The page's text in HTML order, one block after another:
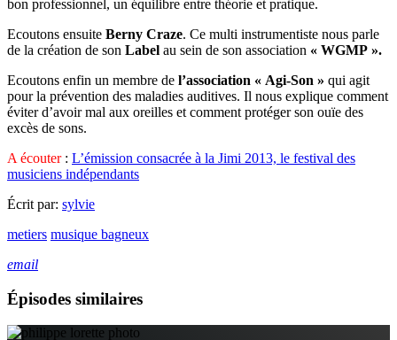
bon professionnel, un équilibre entre théorie et pratique.
Ecoutons ensuite Berny Craze. Ce multi instrumentiste nous parle
de la création de son Label au sein de son association « WGMP ».
Ecoutons enfin un membre de l’association « Agi-Son » qui agit
pour la prévention des maladies auditives. Il nous explique comment
éviter d’avoir mal aux oreilles et comment protéger son ouïe des
excès de sons.
A écouter: L’émission consacrée à la Jimi 2013, le festival des
musiciens indépendants
Écrit par: sylvie
metiers musique bagneux
email
Épisodes similaires